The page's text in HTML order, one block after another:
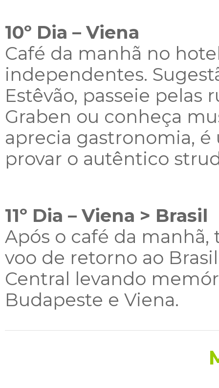
10º Dia – Viena
Café da manhã no
independentes.
Estêvão, passeie pelas
Graben ou conheça
aprecia gastronomia,
provar o autêntico
11º Dia – Viena > Brasil
Após o café da manhã,
voo de retorno ao
Central levando
Budapeste e Viena.